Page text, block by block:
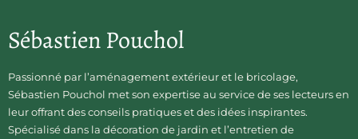
Sébastien Pouchol
Passionné par l’aménagement extérieur et le bricolage,
Sébastien Pouchol met son expertise au service de ses lecteurs en
leur offrant des conseils pratiques et des idées inspirantes.
Spécialisé dans la décoration de jardin et l’entretien de